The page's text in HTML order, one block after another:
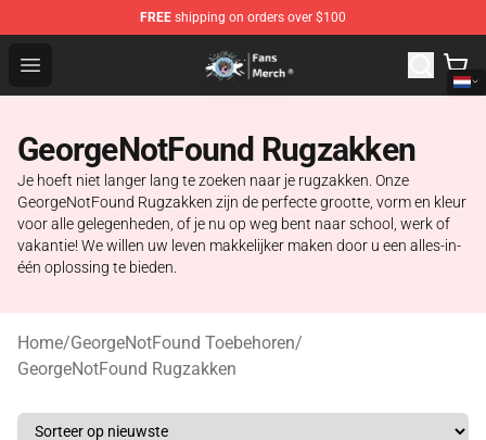
FREE shipping on orders over $100
Open menu
GeorgeNotFound Store - Official GeorgeNotFound
GeorgeNotFound Rugzakken
Je hoeft niet langer lang te zoeken naar je rugzakken. Onze
GeorgeNotFound Rugzakken zijn de perfecte grootte, vorm en kleur
voor alle gelegenheden, of je nu op weg bent naar school, werk of
vakantie! We willen uw leven makkelijker maken door u een alles-in-
één oplossing te bieden.
Home/GeorgeNotFound Toebehoren/
GeorgeNotFound Rugzakken